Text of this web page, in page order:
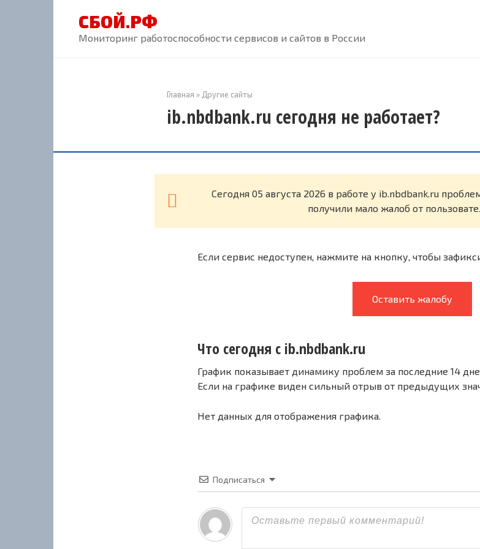
СБОЙ.РФ
Мониторинг работоспособности сервисов и сайтов в России
Главная » Другие сайты
ib.nbdbank.ru сегодня не работает?
Cегодня 05 августа 2026 в работе у ib.nbdbank.ru
получили мало жалоб от
Если сервис недоступен, нажмите на кнопку, чтобы
Оставить жалобу
Что сегодня с ib.nbdbank.ru
График показывает динамику проблем за последние 14
Если на графике виден сильный отрыв от предыдущих
Нет данных для отображения графика.
Подписаться